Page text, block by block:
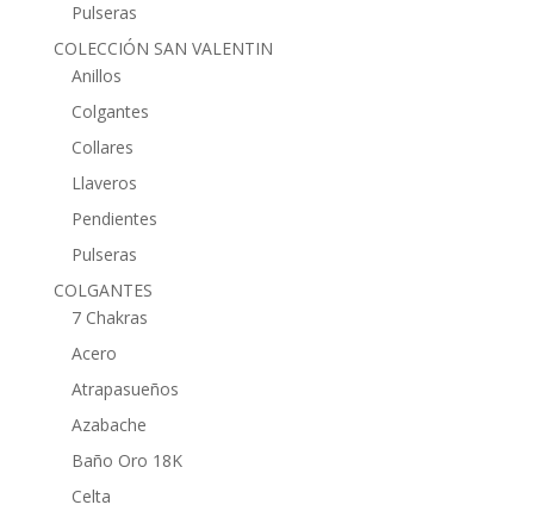
Pulseras
COLECCIÓN SAN VALENTIN
Anillos
Colgantes
Collares
Llaveros
Pendientes
Pulseras
COLGANTES
7 Chakras
Acero
Atrapasueños
Azabache
Baño Oro 18K
Celta